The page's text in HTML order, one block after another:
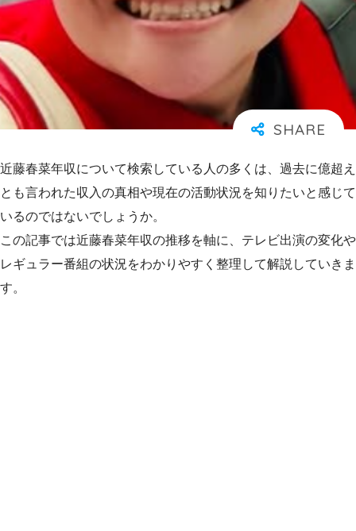
近藤春菜年収について検索している人の多くは、過去に億超え
とも言われた収入の真相や現在の活動状況を知りたいと感じて
いるのではないでしょうか。
この記事では近藤春菜年収の推移を軸に、テレビ出演の変化や
レギュラー番組の状況をわかりやすく整理して解説していきま
す。